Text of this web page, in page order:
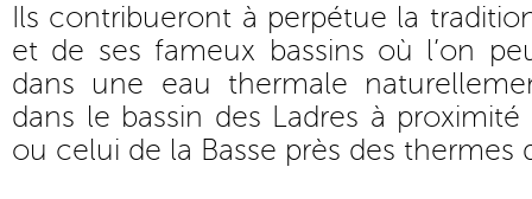
Ils contribueront à perpétue la
et de ses fameux bassins où l’on
dans une eau thermale
dans le bassin des Ladres à proximité
ou celui de la Basse près des thermes